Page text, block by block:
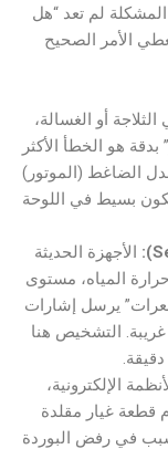
المشكلة لم تعد “هل
الأمر الصحيح
أو الغسالة،
هو الخطأ الأكثر
الضاغط (الموتور)
بسيط في اللوحة
الأجهزة الحديثة
المياه، مستوى
يرسل إشارات
التشخيص هنا
الإلكترونية،
قطعة غيار مقلدة
في رفض البوردة